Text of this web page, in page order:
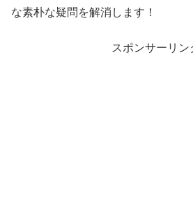
な素朴な疑問を解消します！
スポンサーリン